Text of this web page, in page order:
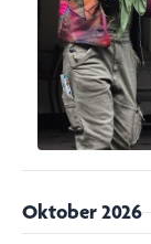
Oktober 2026